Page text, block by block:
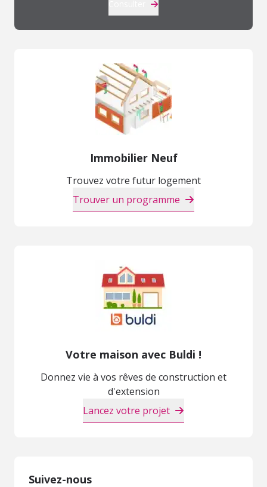
Immobilier Neuf
Trouvez votre futur logement
Trouver un programme
Votre maison avec Buldi !
Donnez vie à vos rêves de construction et
d'extension
Lancez votre projet
Suivez-nous